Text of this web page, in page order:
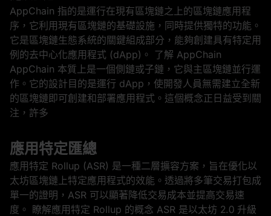
AppChain 指的是運行在現有區塊鏈之上的區塊鏈應用程
序，它利用現有區塊鏈的基礎設施，同時提供獨特的功能。
它是區塊鏈生態系統的關鍵組成部分，能夠創建具有特定用
例的去中心化應用程式 (dApp)。 了解 AppChain
AppChain 本質上是一個側鏈或子鏈，它與主區塊鏈並行運
作。它的設計目的是運行 dApp，使開發人員無需建立全新
的區塊鏈即可創建和部署應用程式。這個概念正日益受到關
注，許多
應用特定匯總
應用特定 Rollup (ASR) 是一種二層擴容方案，旨在優化以
太坊區塊鏈上特定應用程式的效能。透過將多筆交易打包成
單一的證明，ASR 可以顯著降低交易成本並提高交易速
度。 瞭解應用特定 Rollup 的概念 ASR 是以太坊 2.0 升級